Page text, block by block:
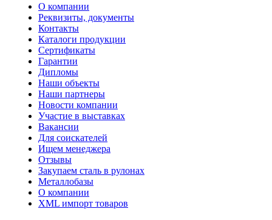
О компании
Реквизиты, документы
Контакты
Каталоги продукции
Сертификаты
Гарантии
Дипломы
Наши объекты
Наши партнеры
Новости компании
Участие в выставках
Вакансии
Для соискателей
Ищем менеджера
Отзывы
Закупаем сталь в рулонах
Металлобазы
О компании
XML импорт товаров